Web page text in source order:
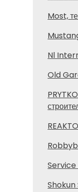
Most,
Nl
Old
Shokun